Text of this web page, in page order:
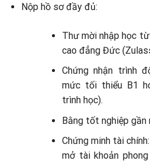
Nộp hồ sơ đầy đủ:
Thư mời nhập học
cao đẳng Đức
Chứng nhận trình
mức tối thiểu B1
trình học).
Bằng tốt nghiệp gần
Chứng minh tài
mở tài khoản